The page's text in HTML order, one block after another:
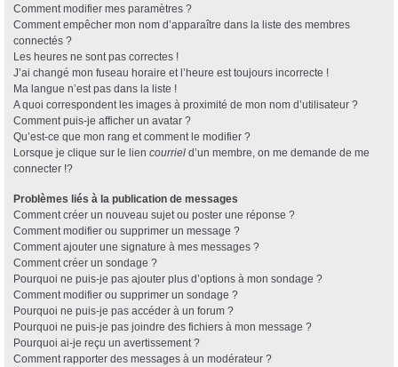
Comment modifier mes paramètres ?
Comment empêcher mon nom d’apparaître dans la liste des membres
connectés ?
Les heures ne sont pas correctes !
J’ai changé mon fuseau horaire et l’heure est toujours incorrecte !
Ma langue n’est pas dans la liste !
A quoi correspondent les images à proximité de mon nom d’utilisateur ?
Comment puis-je afficher un avatar ?
Qu’est-ce que mon rang et comment le modifier ?
Lorsque je clique sur le lien courriel d’un membre, on me demande de me
connecter !?
Problèmes liés à la publication de messages
Comment créer un nouveau sujet ou poster une réponse ?
Comment modifier ou supprimer un message ?
Comment ajouter une signature à mes messages ?
Comment créer un sondage ?
Pourquoi ne puis-je pas ajouter plus d’options à mon sondage ?
Comment modifier ou supprimer un sondage ?
Pourquoi ne puis-je pas accéder à un forum ?
Pourquoi ne puis-je pas joindre des fichiers à mon message ?
Pourquoi ai-je reçu un avertissement ?
Comment rapporter des messages à un modérateur ?